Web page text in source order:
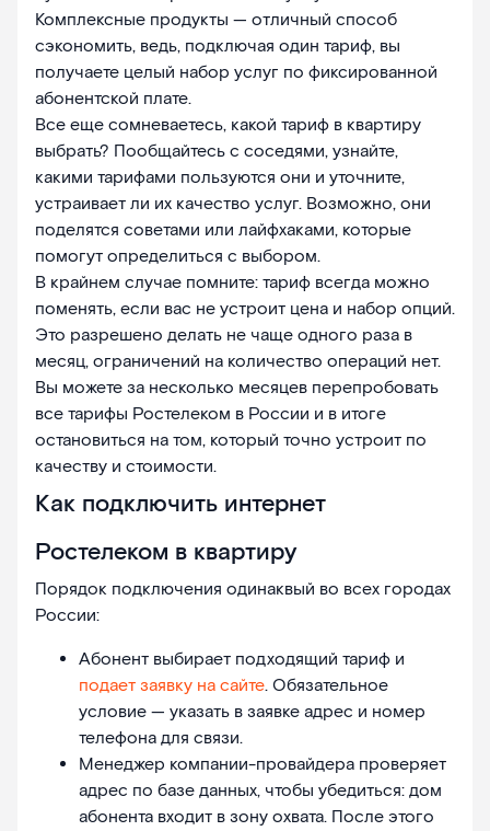
Комплексные продукты — отличный способ
сэкономить, ведь, подключая один тариф, вы
получаете целый набор услуг по фиксированной
абонентской плате.
Все еще сомневаетесь, какой тариф в квартиру
выбрать? Пообщайтесь с соседями, узнайте,
какими тарифами пользуются они и уточните,
устраивает ли их качество услуг. Возможно, они
поделятся советами или лайфхаками, которые
помогут определиться с выбором.
В крайнем случае помните: тариф всегда можно
поменять, если вас не устроит цена и набор опций.
Это разрешено делать не чаще одного раза в
месяц, ограничений на количество операций нет.
Вы можете за несколько месяцев перепробовать
все тарифы Ростелеком в России и в итоге
остановиться на том, который точно устроит по
качеству и стоимости.
Как подключить интернет
Ростелеком в квартиру
Порядок подключения одинаквый во всех городах
России:
Абонент выбирает подходящий тариф и
подает заявку на сайте. Обязательное
условие — указать в заявке адрес и номер
телефона для связи.
Менеджер компании-провайдера проверяет
адрес по базе данных, чтобы убедиться: дом
абонента входит в зону охвата. После этого